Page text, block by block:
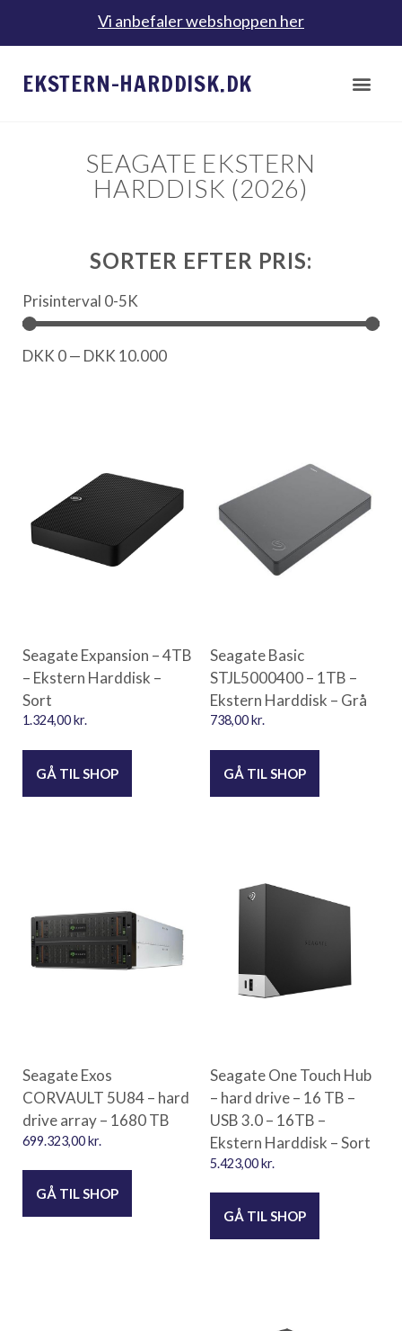
Vi anbefaler webshoppen her
EKSTERN-HARDDISK.DK
SEAGATE EKSTERN
HARDDISK (2026)
SORTER EFTER PRIS:
Prisinterval 0-5K
DKK0— DKK10.000
Seagate Expansion – 4TB
– Ekstern Harddisk –
Sort
1.324,00kr.
GÅ TIL SHOP
Seagate Basic
STJL5000400 – 1TB –
Ekstern Harddisk – Grå
738,00kr.
GÅ TIL SHOP
Seagate Exos
CORVAULT 5U84 – hard
drive array – 1680 TB
699.323,00kr.
GÅ TIL SHOP
Seagate One Touch Hub
– hard drive – 16 TB –
USB 3.0 – 16TB –
Ekstern Harddisk – Sort
5.423,00kr.
GÅ TIL SHOP